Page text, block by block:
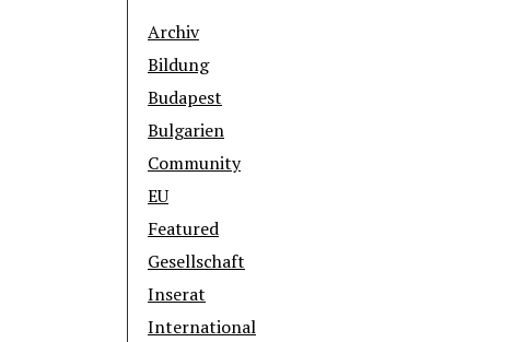
Archiv
Bildung
Budapest
Bulgarien
Community
EU
Featured
Gesellschaft
Inserat
International